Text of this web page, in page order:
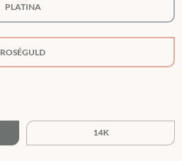
PLATINA
ROSÉGULD
14K